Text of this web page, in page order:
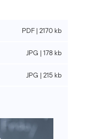
PDF | 2170 kb
JPG | 178 kb
JPG | 215 kb